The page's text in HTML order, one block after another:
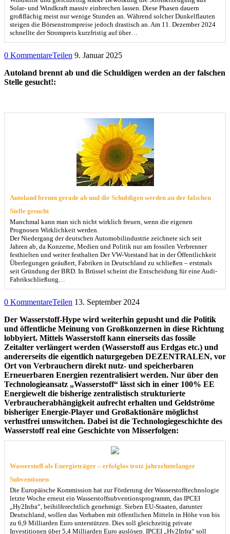
Solar- und Windkraft massiv einbrechen lassen. Diese Phasen dauern
großflächig meist nur wenige Stunden an. Während solcher Dunkelflauten
steigen die Börsenstrompreise jedoch drastisch an. Am 11. Dezember 2024
schnellte der Strompreis kurzfristig auf über…
0 KommentareTeilen 9. Januar 2025
Autoland brennt ab und die Schuldigen werden an der falschen
Stelle gesucht!:
Autoland brennt gerade ab und die Schuldigen werden an der falschen
Stelle gesucht
Manchmal kann man sich nicht wirklich freuen, wenn die eigenen
Prognosen Wirklichkeit werden.
Der Niedergang der deutschen Automobilindustrie zeichnete sich seit
Jahren ab, da Konzerne, Medien und Politik nur am fossilen Verbrenner
festhielten und weiter festhalten Der VW-Vorstand hat in der Öffentlichkeit
Überlegungen geäußert, Fabriken in Deutschland zu schließen – erstmals
seit Gründung der BRD. In Brüssel scheint die Entscheidung für eine Audi-
Fabrikschließung…
0 KommentareTeilen 13. September 2024
Der Wasserstoff-Hype wird weiterhin gepusht und die Politik
und öffentliche Meinung von Großkonzernen in diese Richtung
lobbyiert. Mittels Wasserstoff kann einerseits das fossile
Zeitalter verlängert werden (Wasserstoff aus Erdgas etc.) und
andererseits die eigentlich naturgegeben DEZENTRALEN, vor
Ort von Verbrauchern direkt nutz- und speicherbaren
Erneuerbaren Energien rezentralisiert werden. Nur über den
Technologieansatz „Wasserstoff“ lässt sich in einer 100% EE
Energiewelt die bisherige zentralistisch strukturierte
Verbraucherabhängigkeit aufrecht erhalten und Geldströme
bisheriger Energie-Player und Großaktionäre möglichst
verlustfrei umswitchen. Dabei ist die Technologiegeschichte des
Wasserstoff real eine Geschichte von Misserfolgen:
Wasserstoff als Energieträger – erfolglos trotz jahrzehntelanger
Subventionen
Die Europäische Kommission hat zur Förderung der Wasserstofftechnologie
letzte Woche erneut ein Wasserstoffsubventionsprogramm, das IPCEI
„Hy2Infra“, beihilferechtlich genehmigt. Sieben EU-Staaten, darunter
Deutschland, wollen das Vorhaben mit öffentlichen Mitteln in Höhe von bis
zu 6,9 Milliarden Euro unterstützen. Dies soll gleichzeitig private
Investitionen über 5,4 Milliarden Euro auslösen. IPCEI „Hy2Infra“ soll